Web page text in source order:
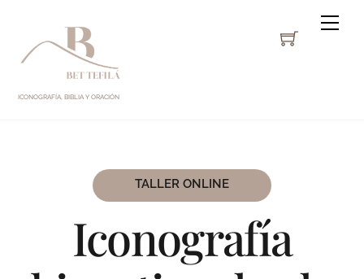
content
Cart
ICONOGRAFÍA, BIBLIA Y ORACIÓN
TALLER ONLINE
Iconografía